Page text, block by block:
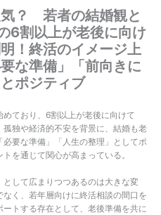
？ 若者の結婚観と
割以上が老後に向け
！終活のイメージ上
な準備」「前向きに
ポジティブ
ており、6割以上が老後に向けて
孤独や経済的不安を背景に、結婚も老
要な準備」「人生の整理」としてポ
を通じて関心が高まっている。
して広まりつつあるのは大きな変
く、若年層向けに終活相談の間口を
トする存在として、老後準備を共に